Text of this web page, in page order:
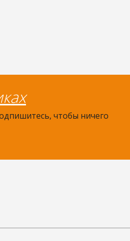
чтобы ничего